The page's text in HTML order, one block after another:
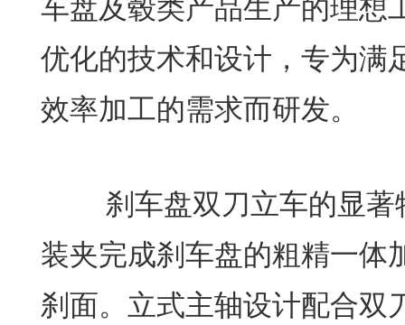
车盘及毂类产品生产的理想
优化的技术和设计，专为满
效率加工的需求而研发。
刹车盘双刀立车的显著
装夹完成刹车盘的粗精一体
刹面。立式主轴设计配合双